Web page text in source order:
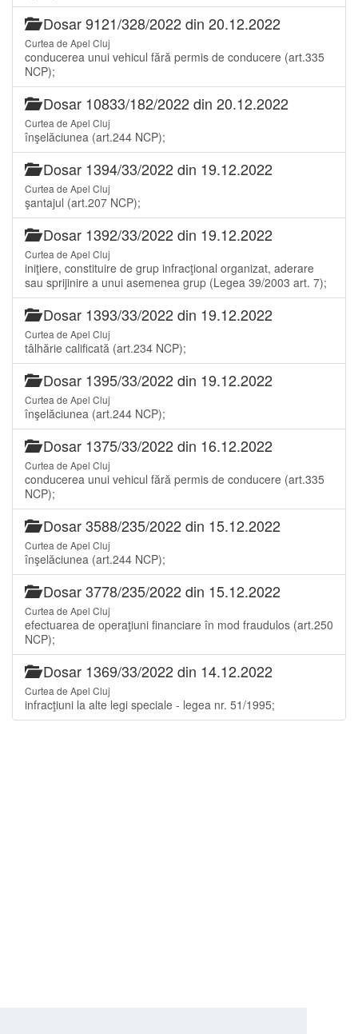
Dosar 9121/328/2022 din 20.12.2022
Curtea de Apel Cluj
conducerea unui vehicul fără permis de conducere (art.335
NCP);
Dosar 10833/182/2022 din 20.12.2022
Curtea de Apel Cluj
înşelăciunea (art.244 NCP);
Dosar 1394/33/2022 din 19.12.2022
Curtea de Apel Cluj
şantajul (art.207 NCP);
Dosar 1392/33/2022 din 19.12.2022
Curtea de Apel Cluj
iniţiere, constituire de grup infracţional organizat, aderare
sau sprijinire a unui asemenea grup (Legea 39/2003 art. 7);
Dosar 1393/33/2022 din 19.12.2022
Curtea de Apel Cluj
tâlhărie calificată (art.234 NCP);
Dosar 1395/33/2022 din 19.12.2022
Curtea de Apel Cluj
înşelăciunea (art.244 NCP);
Dosar 1375/33/2022 din 16.12.2022
Curtea de Apel Cluj
conducerea unui vehicul fără permis de conducere (art.335
NCP);
Dosar 3588/235/2022 din 15.12.2022
Curtea de Apel Cluj
înşelăciunea (art.244 NCP);
Dosar 3778/235/2022 din 15.12.2022
Curtea de Apel Cluj
efectuarea de operaţiuni financiare în mod fraudulos (art.250
NCP);
Dosar 1369/33/2022 din 14.12.2022
Curtea de Apel Cluj
infracţiuni la alte legi speciale - legea nr. 51/1995;